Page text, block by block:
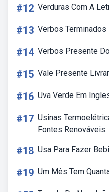
#12 Verduras Com A
#13 Verbos Terminados
#14 Verbos Presente
#15 Vale Presente
#16 Uva Verde Em
#17 Usinas
Fontes Renováveis.
#18 Usa Para Fazer
#19 Um Mês Tem